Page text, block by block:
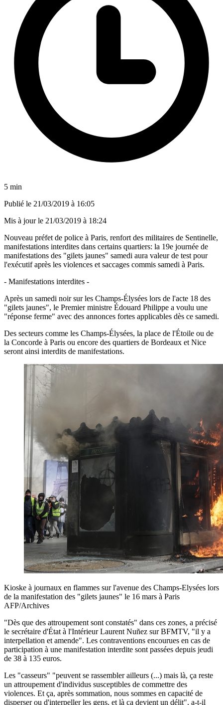
5 min
Publié le 21/03/2019 à 16:05
Mis à jour le 21/03/2019 à 18:24
Nouveau préfet de police à Paris, renfort des militaires de Sentinelle,
manifestations interdites dans certains quartiers: la 19e journée de
manifestations des "gilets jaunes" samedi aura valeur de test pour
l'exécutif après les violences et saccages commis samedi à Paris.
- Manifestations interdites -
Après un samedi noir sur les Champs-Élysées lors de l'acte 18 des
"gilets jaunes", le Premier ministre Édouard Philippe a voulu une
"réponse ferme" avec des annonces fortes applicables dès ce samedi.
Des secteurs comme les Champs-Élysées, la place de l'Étoile ou de
la Concorde à Paris ou encore des quartiers de Bordeaux et Nice
seront ainsi interdits de manifestations.
Kioske à journaux en flammes sur l'avenue des Champs-Elysées lors
de la manifestation des "gilets jaunes" le 16 mars à Paris
AFP/Archives
"Dès que des attroupement sont constatés" dans ces zones, a précisé
le secrétaire d'État à l'Intérieur Laurent Nuñez sur BFMTV, "il y a
interpellation et amende". Les contraventions encourues en cas de
participation à une manifestation interdite sont passées depuis jeudi
de 38 à 135 euros.
Les "casseurs" "peuvent se rassembler ailleurs (...) mais là, ça reste
un attroupement d'individus susceptibles de commettre des
violences. Et ça, après sommation, nous sommes en capacité de
disperser ou d'interpeller les gens, et là ça devient un délit", a-t-il